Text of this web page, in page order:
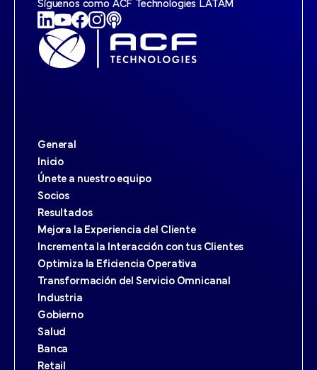
Síguenos como ACF Technologies LATAM
General
Inicio
Únete a nuestro equipo
Socios
Resultados
Mejora la Experiencia del Cliente
Incrementa la Interacción con tus Clientes
Optimiza la Eficiencia Operativa
Transformación del Servicio Omnicanal
Industria
Gobierno
Salud
Banca
Retail